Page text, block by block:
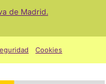
de Madrid.
Cookies